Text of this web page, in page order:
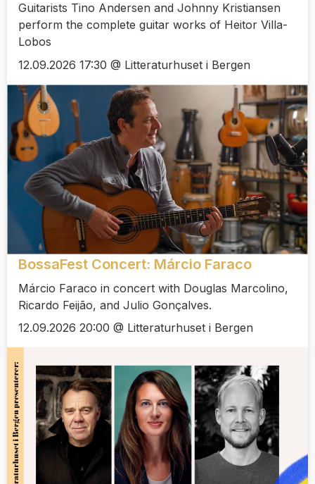
Guitarists Tino Andersen and Johnny Kristiansen
perform the complete guitar works of Heitor Villa-
Lobos
12.09.2026 17:30 @ Litteraturhuset i Bergen
BossaFest Concert: Márcio Faraco
Márcio Faraco in concert with Douglas Marcolino,
Ricardo Feijão, and Julio Gonçalves.
12.09.2026 20:00 @ Litteraturhuset i Bergen